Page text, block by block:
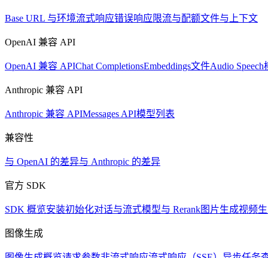
Base URL 与环境流式响应错误响应 限流与配额文件与上下文
OpenAI 兼容 API
OpenAI 兼容 APIChat CompletionsEmbeddings文件Audio Speech
Anthropic 兼容 API
Anthropic 兼容 APIMessages API模型列表
兼容性
与 OpenAI 的差异与 Anthropic 的差异
官方 SDK
SDK 概览安装初始化对话与流式模型与 Rerank图片生成视频
图像生成